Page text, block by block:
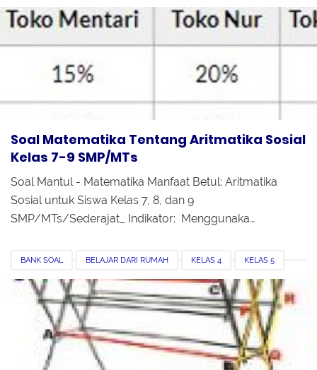
KELAS 7 KELAS 8 KELAS 9 MATEMATIKA MTS
Soal Matematika Tentang Aritmatika Sosial
Kelas 7-9 SMP/MTs
Soal Mantul - Matematika Manfaat Betul: Aritmatika
Sosial untuk Siswa Kelas 7, 8, dan 9
SMP/MTs/Sederajat_ Indikator: Menggunaka…
BANK SOAL BELAJAR DARI RUMAH KELAS 4 KELAS 5
KELAS 6 MATEMATIKA PERTANYAAN TVRI SUDUT